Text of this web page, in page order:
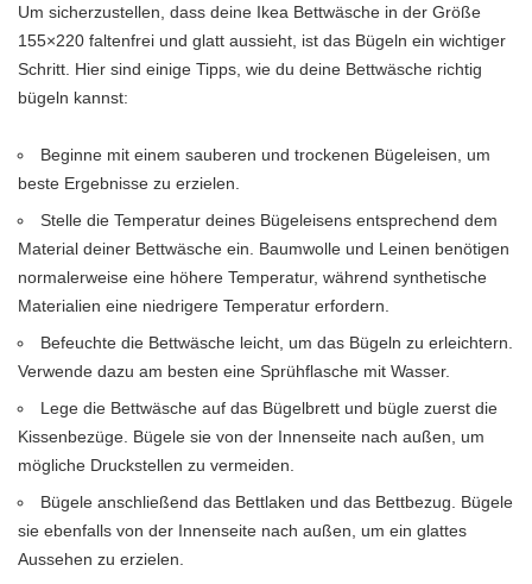
Um sicherzustellen, dass deine Ikea Bettwäsche in der Größe
155×220 faltenfrei und glatt aussieht, ist das Bügeln ein wichtiger
Schritt. Hier sind einige Tipps, wie du deine Bettwäsche richtig
bügeln kannst:
Beginne mit einem sauberen und trockenen Bügeleisen, um
beste Ergebnisse zu erzielen.
Stelle die Temperatur deines Bügeleisens entsprechend dem
Material deiner Bettwäsche ein. Baumwolle und Leinen benötigen
normalerweise eine höhere Temperatur, während synthetische
Materialien eine niedrigere Temperatur erfordern.
Befeuchte die Bettwäsche leicht, um das Bügeln zu erleichtern.
Verwende dazu am besten eine Sprühflasche mit Wasser.
Lege die Bettwäsche auf das Bügelbrett und bügle zuerst die
Kissenbezüge. Bügele sie von der Innenseite nach außen, um
mögliche Druckstellen zu vermeiden.
Bügele anschließend das Bettlaken und das Bettbezug. Bügele
sie ebenfalls von der Innenseite nach außen, um ein glattes
Aussehen zu erzielen.